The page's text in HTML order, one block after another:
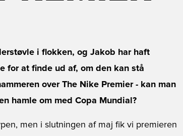
i flokken, og Jakob har haft
for at finde ud af, om den kan stå
over The Nike Premier - kan man
hamle om med Copa Mundial?
men i slutningen af maj fik vi premieren